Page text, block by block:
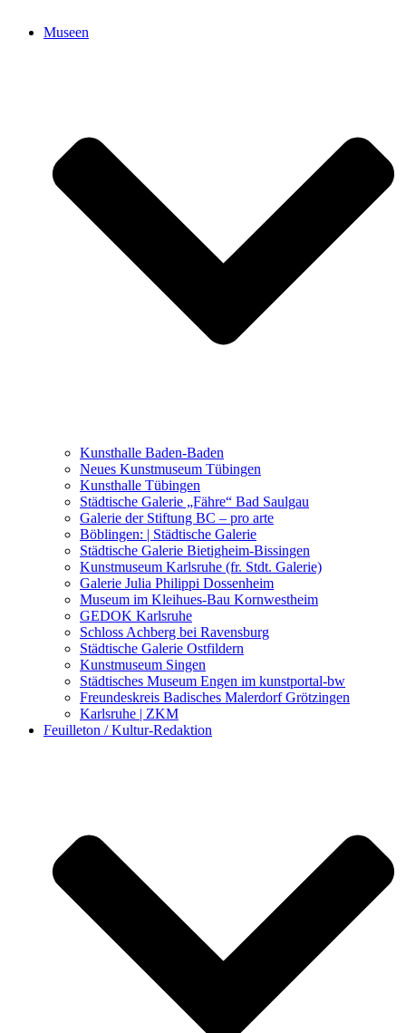
Was seither geschah
Kunstwettbewerbe, Ausschreibungen für Künstler
Museen
Kunsthalle Baden-Baden
Neues Kunstmuseum Tübingen
Kunsthalle Tübingen
Städtische Galerie „Fähre“ Bad Saulgau
Galerie der Stiftung BC – pro arte
Böblingen: | Städtische Galerie
Städtische Galerie Bietigheim-Bissingen
Kunstmuseum Karlsruhe (fr. Stdt. Galerie)
Galerie Julia Philippi Dossenheim
Museum im Kleihues-Bau Kornwestheim
GEDOK Karlsruhe
Schloss Achberg bei Ravensburg
Städtische Galerie Ostfildern
Kunstmuseum Singen
Städtisches Museum Engen im kunstportal-bw
Freundeskreis Badisches Malerdorf Grötzingen
Karlsruhe | ZKM
Feuilleton / Kultur-Redaktion